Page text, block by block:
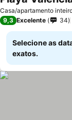
Casa/apartamento
9,3 Excelente 34
Selecione as
exatos.